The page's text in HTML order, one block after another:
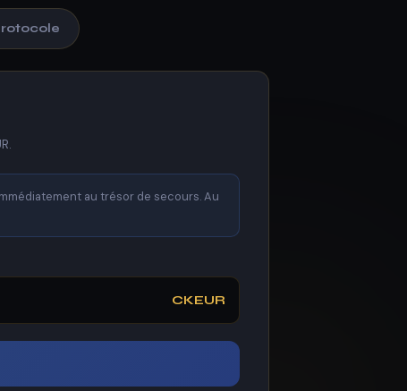
au trésor de secours. Au
CKEUR